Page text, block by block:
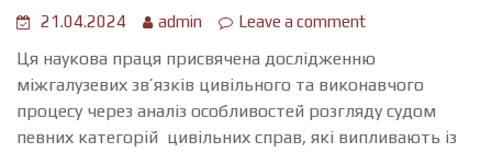
21.04.2024 admin Leave a comment
Ця наукова праця присвячена дослідженню
міжгалузевих зв’язків цивільного та виконавчого
процесу через аналіз особливостей розгляду судом
певних категорій цивільних справ, які випливають із